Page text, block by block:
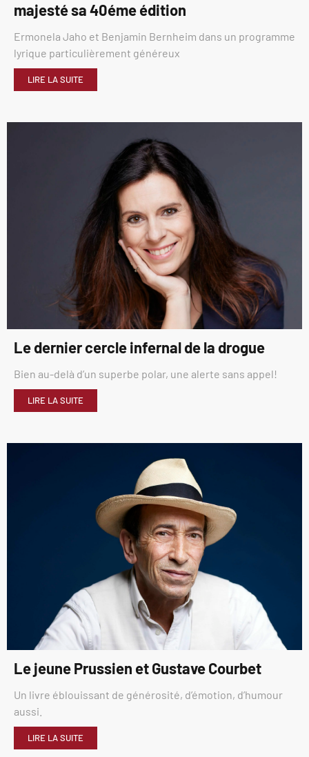
majesté sa 40éme édition
Ermonela Jaho et Benjamin Bernheim dans un programme
lyrique particulièrement généreux
LIRE LA SUITE
Le dernier cercle infernal de la drogue
Bien au-delà d’un superbe polar, une alerte sans appel!
LIRE LA SUITE
Le jeune Prussien et Gustave Courbet
Un livre éblouissant de générosité, d’émotion, d’humour
aussi.
LIRE LA SUITE